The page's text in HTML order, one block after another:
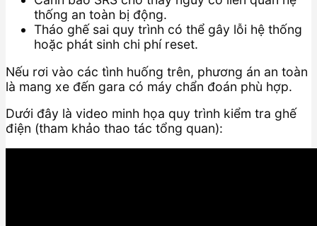
thống an toàn bị động.
Tháo ghế sai quy trình có thể gây lỗi hệ thống
hoặc phát sinh chi phí reset.
Nếu rơi vào các tình huống trên, phương án an toàn
là mang xe đến gara có máy chẩn đoán phù hợp.
Dưới đây là video minh họa quy trình kiểm tra ghế
điện (tham khảo thao tác tổng quan):